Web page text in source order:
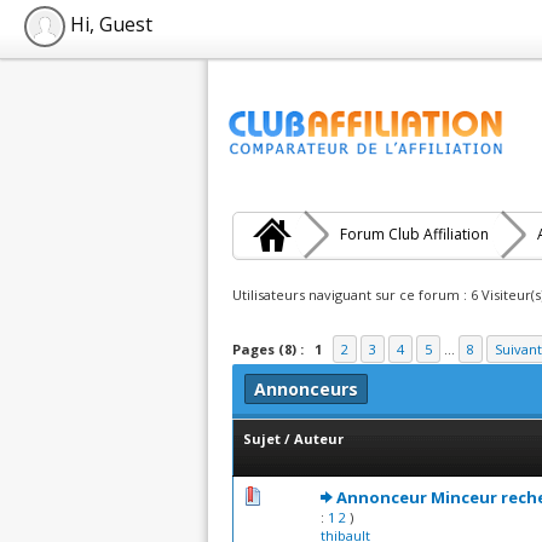
Hi, Guest
Forum Club Affiliation
Utilisateurs naviguant sur ce forum : 6
Pages (8) : 1 2 3 4 5 ... 8
Annonceurs
Sujet / Auteur
Annonceur Minceur
: 1 2 )
thibault
1 Votes - 5 sur 5 en moyenne
12345